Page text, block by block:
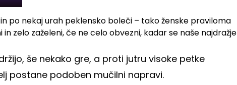
po nekaj urah peklensko boleči – tako ženske praviloma
zelo zaželeni, če ne celo obvezni, kadar se naše najdražje
še nekako gre, a proti jutru visoke petke
postane podoben mučilni napravi.